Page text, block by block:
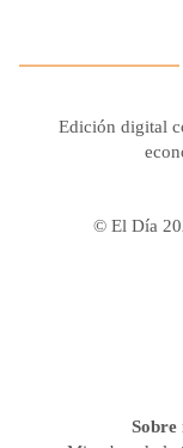
Edición digital
© El Día
Sobre